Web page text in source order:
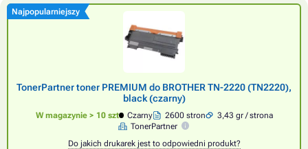
Najpopularniejszy
TonerPartner toner PREMIUM do BROTHER TN-2220 (TN2220),
black (czarny)
W magazynie > 10 szt Czarny 2600 stron
3,43 gr / strona
TonerPartner
Do jakich drukarek jest to odpowiedni produkt?